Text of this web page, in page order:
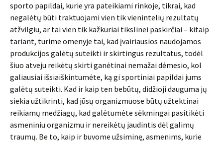
sporto papildai, kurie yra pateikiami rinkoje, tikrai, kad
negalėtų būti traktuojami vien tik vienintelių rezultatų
atžvilgiu, ar tai vien tik kažkuriai tikslinei paskirčiai – kitaip
tariant, turime omenyje tai, kad įvairiausios naudojamos
produkcijos galėtų suteikti ir skirtingus rezultatus, todėl
šiuo atveju reikėtų skirti ganėtinai nemažai dėmesio, kol
galiausiai išsiaiškintumėte, ką gi sportiniai papildai jums
galėtų suteikti. Kad ir kaip ten bebūtų, didžioji dauguma jų
siekia užtikrinti, kad jūsų organizmuose būtų užtektinai
reikiamų medžiagų, kad galėtumėte sėkmingai pasitikėti
asmeniniu organizmu ir nereikėtų jaudintis dėl galimų
traumų. Be to, kaip ir buvome užsiminę, asmenims, kurie